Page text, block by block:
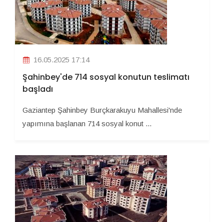
16.05.2025 17:14
Şahinbey'de 714 sosyal konutun teslimatı
başladı
Gaziantep Şahinbey Burçkarakuyu Mahallesi'nde
yapımına başlanan 714 sosyal konut ...